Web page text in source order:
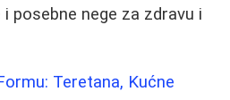
posebne nege za zdravu i
Teretana, Kućne